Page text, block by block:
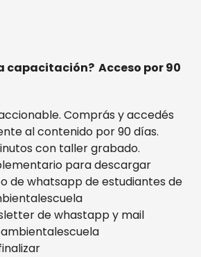
capacitación? Acceso por 90
Comprás y accedés
al contenido por 90 días.
con taller grabado.
para descargar
de whatsapp de estudiantes de
de whastapp y mail